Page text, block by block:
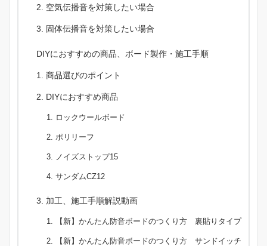
空気伝播音を対策したい場合
固体伝播音を対策したい場合
DIYにおすすめの商品、ボード製作・施工手順
商品選びのポイント
DIYにおすすめ商品
ロックウールボード
ポリリーフ
ノイズストップ15
サンダムCZ12
加工、施工手順解説動画
【新】かんたん防音ボードのつくり方 裏貼りタイプ
【新】かんたん防音ボードのつくり方 サンドイッチ